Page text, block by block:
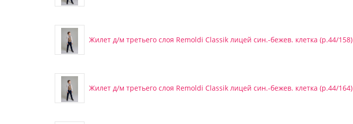
Жилет д/м третьего слоя Remoldi Classik лицей син.-бежев. клетка (р.44/158)
Жилет д/м третьего слоя Remoldi Classik лицей син.-бежев. клетка (р.44/164)